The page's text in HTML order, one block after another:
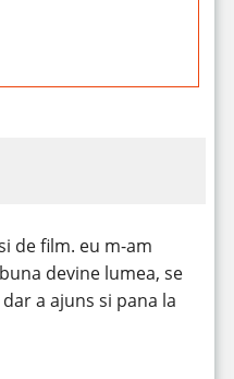
de film. eu m-am
devine lumea, se
a ajuns si pana la